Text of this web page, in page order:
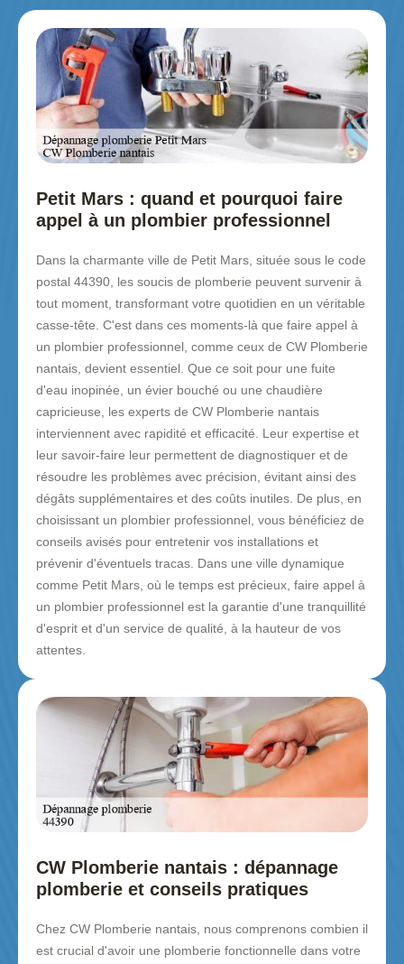
Petit Mars : quand et pourquoi faire
appel à un plombier professionnel
Dans la charmante ville de Petit Mars, située sous le code
postal 44390, les soucis de plomberie peuvent survenir à
tout moment, transformant votre quotidien en un véritable
casse-tête. C'est dans ces moments-là que faire appel à
un plombier professionnel, comme ceux de CW Plomberie
nantais, devient essentiel. Que ce soit pour une fuite
d'eau inopinée, un évier bouché ou une chaudière
capricieuse, les experts de CW Plomberie nantais
interviennent avec rapidité et efficacité. Leur expertise et
leur savoir-faire leur permettent de diagnostiquer et de
résoudre les problèmes avec précision, évitant ainsi des
dégâts supplémentaires et des coûts inutiles. De plus, en
choisissant un plombier professionnel, vous bénéficiez de
conseils avisés pour entretenir vos installations et
prévenir d'éventuels tracas. Dans une ville dynamique
comme Petit Mars, où le temps est précieux, faire appel à
un plombier professionnel est la garantie d'une tranquillité
d'esprit et d'un service de qualité, à la hauteur de vos
attentes.
CW Plomberie nantais : dépannage
plomberie et conseils pratiques
Chez CW Plomberie nantais, nous comprenons combien il
est crucial d'avoir une plomberie fonctionnelle dans votre